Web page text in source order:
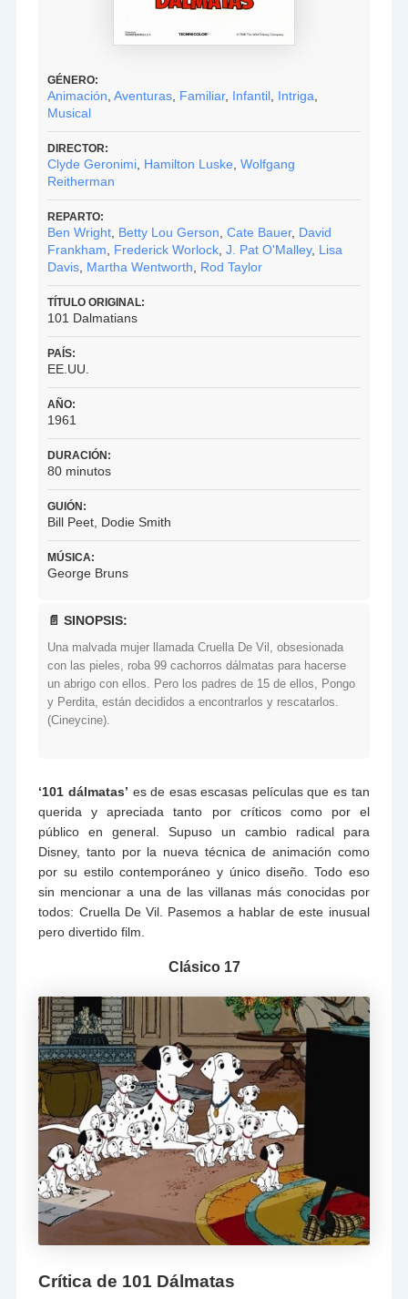
GÉNERO:
Animación ,Aventuras Familiar, Infantil Intriga
Musical
DIRECTOR:
Clyde Geronimi Hamilton Luske ,Wolfgang
Reitherman
REPARTO:
Ben Wright Betty Lou Gerson ,Cate Bauer, David
Frankham
Frederick Worlock ,J. Pat O'Malley, Lisa
Davis Martha Wentworth Rod Taylor
TÍTULO ORIGINAL:
101 Dalmatians
PAÍS:
EE.UU.
AÑO:
1961
DURACIÓN:
80 minutos
GUIÓN:
Bill Peet, Dodie Smith
MÚSICA:
George Bruns
📄 SINOPSIS:
Una malvada mujer llamada Cruella De Vil, obsesionada
con las pieles, roba 99 cachorros dálmatas para hacerse
un abrigo con ellos. Pero los padres de 15 de ellos, Pongo
y Perdita, están decididos a encontrarlos y rescatarlos.
(Cineycine).
‘101 dálmatas’ es de esas escasas películas que es tan
querida y apreciada tanto por críticos como por el
público en general. Supuso un cambio radical para
Disney, tanto por la nueva técnica de animación como
por su estilo contemporáneo y único diseño. Todo eso
sin mencionar a una de las villanas más conocidas por
todos: Cruella De Vil. Pasemos a hablar de este inusual
pero divertido film.
Clásico 17
Crítica de 101 Dálmatas